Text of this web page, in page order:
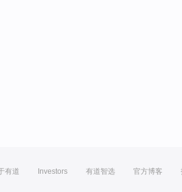
有道 Investors 有道智选 官方博客